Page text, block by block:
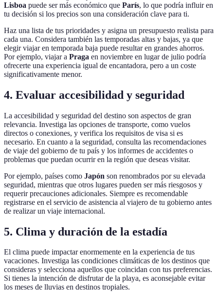
Lisboa puede ser más económico que París, lo que podría influir en
tu decisión si los precios son una consideración clave para ti.
Haz una lista de tus prioridades y asigna un presupuesto realista para
cada una. Considera también las temporadas altas y bajas, ya que
elegir viajar en temporada baja puede resultar en grandes ahorros.
Por ejemplo, viajar a Praga en noviembre en lugar de julio podría
ofrecerte una experiencia igual de encantadora, pero a un coste
significativamente menor.
4. Evaluar accesibilidad y seguridad
La accesibilidad y seguridad del destino son aspectos de gran
relevancia. Investiga las opciones de transporte, como vuelos
directos o conexiones, y verifica los requisitos de visa si es
necesario. En cuanto a la seguridad, consulta las recomendaciones
de viaje del gobierno de tu país y los informes de accidentes o
problemas que puedan ocurrir en la región que deseas visitar.
Por ejemplo, países como Japón son renombrados por su elevada
seguridad, mientras que otros lugares pueden ser más riesgosos y
requerir precauciones adicionales. Siempre es recomendable
registrarse en el servicio de asistencia al viajero de tu gobierno antes
de realizar un viaje internacional.
5. Clima y duración de la estadía
El clima puede impactar enormemente en la experiencia de tus
vacaciones. Investiga las condiciones climáticas de los destinos que
consideras y selecciona aquellos que coincidan con tus preferencias.
Si tienes la intención de disfrutar de la playa, es aconsejable evitar
los meses de lluvias en destinos tropiales.